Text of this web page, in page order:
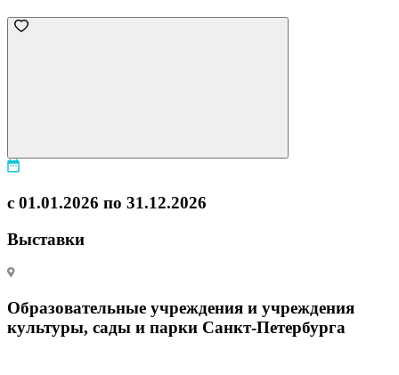
с 01.01.2026 по 31.12.2026
Выставки
Образовательные учреждения и учреждения
культуры, сады и парки Санкт-Петербурга